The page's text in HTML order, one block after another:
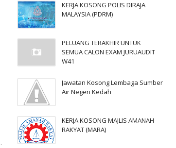
KERJA KOSONG POLIS DIRAJA
MALAYSIA (PDRM)
PELUANG TERAKHIR UNTUK
SEMUA CALON EXAM JURUAUDIT
W41
Jawatan Kosong Lembaga Sumber
Air Negeri Kedah
KERJA KOSONG MAJLIS AMANAH
RAKYAT (MARA)